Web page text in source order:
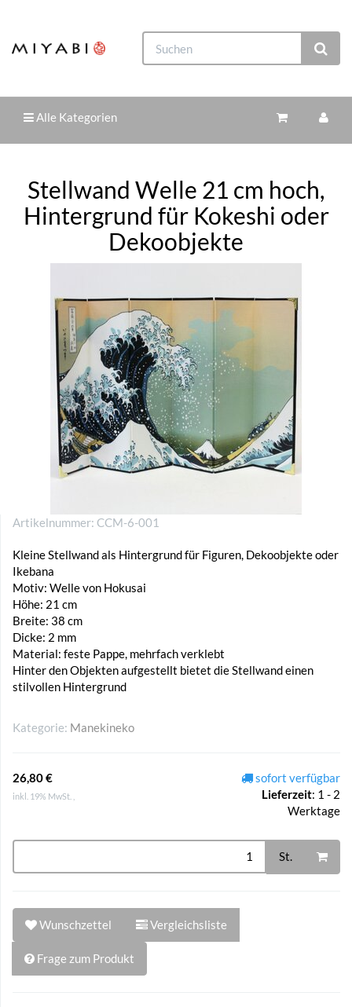
Alle Kategorien
Stellwand Welle 21 cm hoch,
Hintergrund für Kokeshi oder
Dekoobjekte
Artikelnummer: CCM-6-001
Kleine Stellwand als Hintergrund für Figuren, Dekoobjekte oder
Ikebana
Motiv: Welle von Hokusai
Höhe: 21 cm
Breite: 38 cm
Dicke: 2 mm
Material: feste Pappe, mehrfach verklebt
Hinter den Objekten aufgestellt bietet die Stellwand einen
stilvollen Hintergrund
Kategorie: Manekineko
26,80 €
inkl. 19% MwSt. ,
sofort verfügbar
Lieferzeit: 1 - 2
Werktage
St.
Wunschzettel Vergleichsliste
Frage zum Produkt